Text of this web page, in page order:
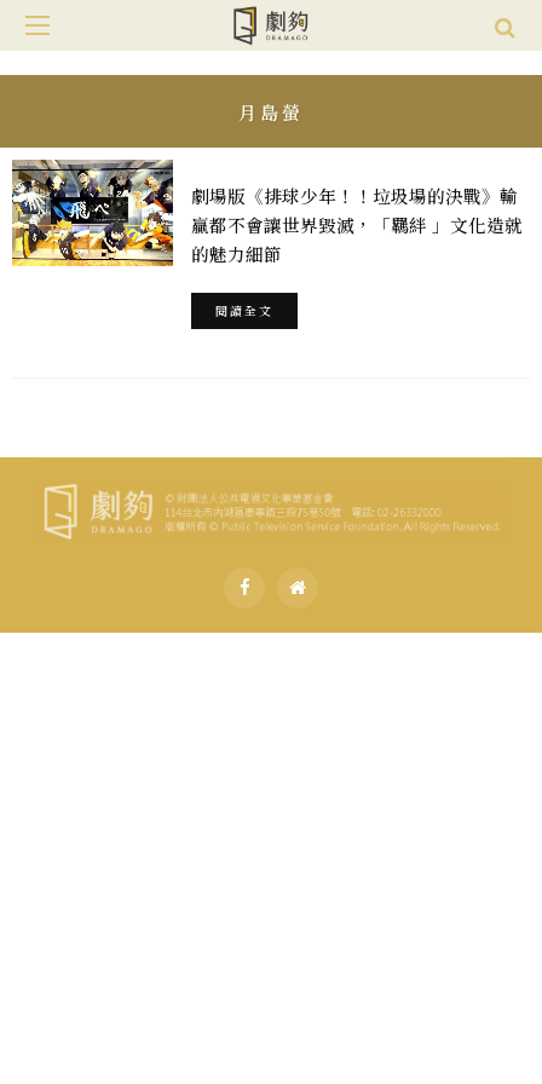
月島螢
劇場版《排球少年！！垃圾場的決戰》輸
贏都不會讓世界毀滅，「羈絆 」文化造就
的魅力細節
閱讀全文